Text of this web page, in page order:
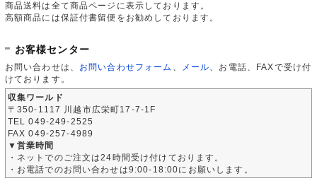
商品送料は全て商品ページに表示しております。
高額商品には保証付書留便をお勧めしております。
お客様センター
お問い合わせは、 お問い合わせフォーム メール 、お電話、FAXで受け付
けております。
収集ワールド
〒350-1117 川越市広栄町17-7-1F
TEL 049-249-2525
FAX 049-257-4989
▼営業時間
・ネットでのご注文は24時間受け付けております。
・お電話でのお問い合わせは9:00-18:00にお願いします。